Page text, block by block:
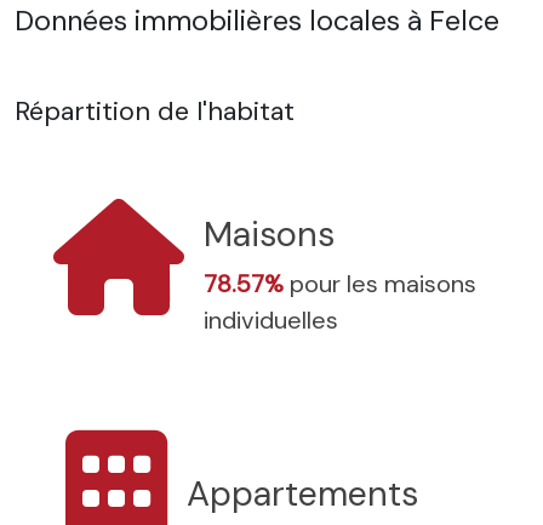
Données immobilières locales à Felce
Répartition de l'habitat
Maisons
78.57% pour les maisons
individuelles
Appartements